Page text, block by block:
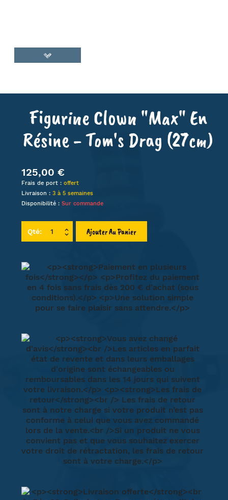
Figurine Clown "Max" En
Résine - Tom's Drag (27cm)
125,00 €
Frais de port : offert
Livraison : 3 à 5 semaines
Disponibilité : Sur commande
Qté: Ajouter Au Panier